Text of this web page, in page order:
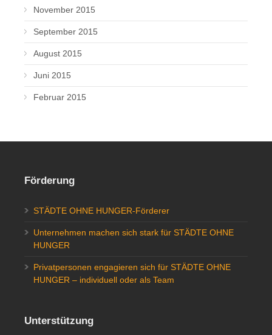
November 2015
September 2015
August 2015
Juni 2015
Februar 2015
Förderung
STÄDTE OHNE HUNGER-Förderer
Unternehmen machen sich stark für STÄDTE OHNE
HUNGER
Privatpersonen engagieren sich für STÄDTE OHNE
HUNGER – individuell oder als Team
Unterstützung